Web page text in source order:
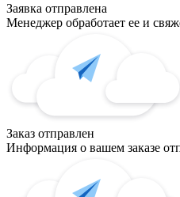
Заявка отправлена
Менеджер обработает ее и
Заказ отправлен
Информация о вашем заказе